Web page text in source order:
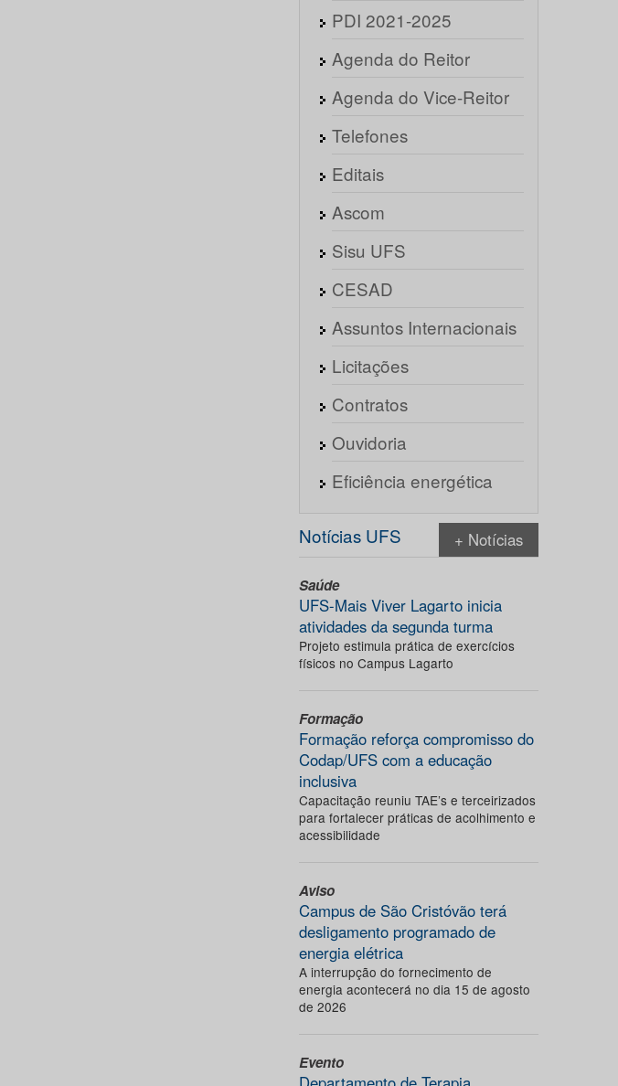
PDI 2021-2025
Agenda do Reitor
Agenda do Vice-Reitor
Telefones
Editais
Ascom
Sisu UFS
CESAD
Assuntos Internacionais
Licitações
Contratos
Ouvidoria
Eficiência energética
Notícias UFS + Notícias
Saúde
UFS-Mais Viver Lagarto inicia
atividades da segunda turma
Projeto estimula prática de exercícios
físicos no Campus Lagarto
Formação
Formação reforça compromisso do
Codap/UFS com a educação
inclusiva
Capacitação reuniu TAE’s e terceirizados
para fortalecer práticas de acolhimento e
acessibilidade
Aviso
Campus de São Cristóvão terá
desligamento programado de
energia elétrica
A interrupção do fornecimento de
energia acontecerá no dia 15 de agosto
de 2026
Evento